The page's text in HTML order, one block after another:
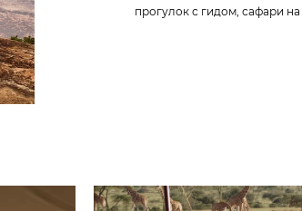
прогулок с гидом, сафари